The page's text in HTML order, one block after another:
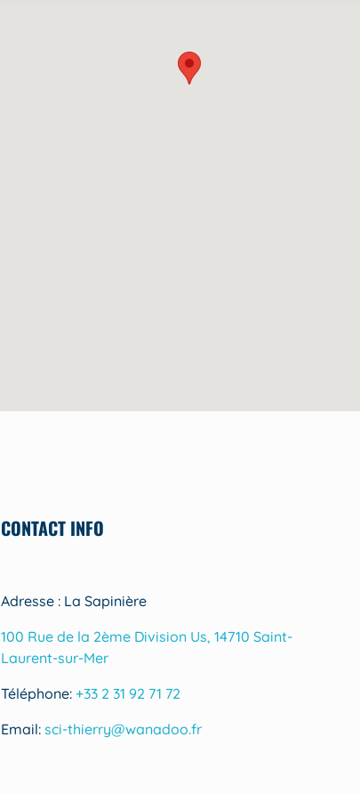
CONTACT INFO
Adresse : La Sapinière
100 Rue de la 2ème Division Us, 14710 Saint-
Laurent-sur-Mer
Téléphone: +33 2 31 92 71 72
Email: sci-thierry@wanadoo.fr